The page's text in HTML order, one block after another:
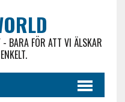
BARA FÖR ATT VI ÄLSKAR